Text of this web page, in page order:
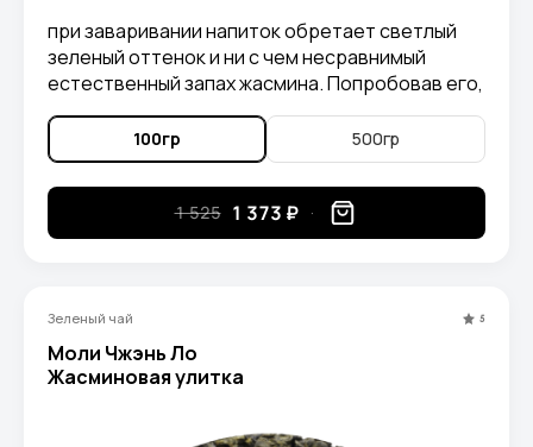
при заваривании напиток обретает светлый
зеленый оттенок и ни с чем несравнимый
естественный запах жасмина. Попробовав его,
вы ощутите изящный вкус первосортного
китайского зеленого чая с легким цветочным
послевкусием.
100гр 500гр
1 525 1 373 ₽
Зеленый чай 5
Моли Чжэнь Ло
Жасминовая улитка